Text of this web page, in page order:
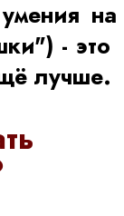
на
- это
лучше.